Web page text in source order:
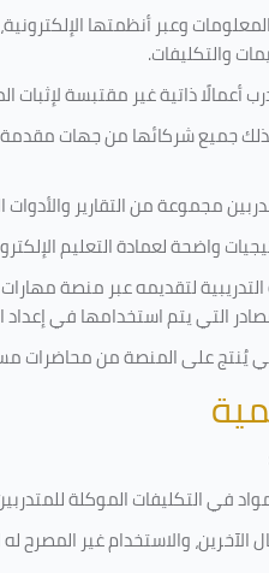
وعبر أنظمتها
والتكليفات.
ذاتية غير مقتبسة لإثبات
جميع شركائها من جهات مقدمة
مجموعة من التقارير والأدوات
واضحة لعمادة التعليم
لتقديمه عبر منصة
التي يتم استخدامها في
يُنتج على المنصة من محاضرات
في التكليفاتالموكلة
الآخرين، والاستخدام غير